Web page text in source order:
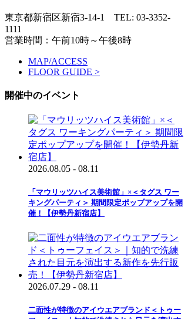
東京都新宿区新宿3-14-1 TEL: 03-3352-
1111
営業時間：午前10時～午後8時
MAP/ACCESS
FLOOR GUIDE >
開催中のイベント
2026.08.05 - 08.11
「マウリッツハイス美術館」×＜タグス ワー
キングパーティ＞ 期間限定ポップアップを開
催！【伊勢丹新宿店】
2026.07.29 - 08.11
二面性が特徴のアイウエアブランド＜トゥー